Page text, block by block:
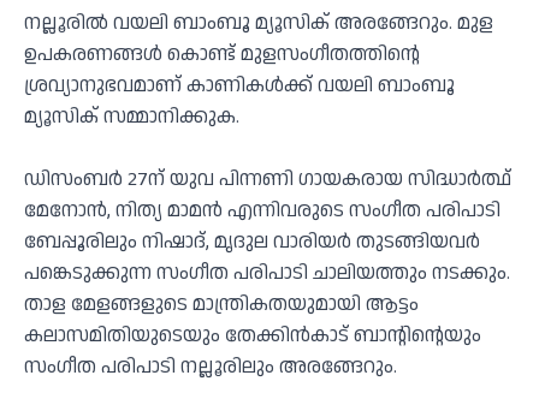
നല്ലൂരിൽ വയലി ബാംബൂ മ്യൂസിക് അരങ്ങേറും. മുള
ഉപകരണങ്ങൾ കൊണ്ട് മുളസംഗീതത്തിന്റെ
ശ്രവ്യാനുഭവമാണ് കാണികൾക്ക് വയലി ബാംബൂ
മ്യൂസിക് സമ്മാനിക്കുക.
ഡിസംബർ 27ന് യുവ പിന്നണി ഗായകരായ സിദ്ധാർത്ഥ്
മേനോൻ, നിത്യ മാമൻ എന്നിവരുടെ സംഗീത പരിപാടി
ബേപ്പൂരിലും നിഷാദ്, മൃദുല വാരിയർ തുടങ്ങിയവർ
പങ്കെടുക്കുന്ന സംഗീത പരിപാടി ചാലിയത്തും നടക്കും.
താള മേളങ്ങളുടെ മാന്ത്രികതയുമായി ആട്ടം
കലാസമിതിയുടെയും തേക്കിൻകാട് ബാന്റിന്റെയും
സംഗീത പരിപാടി നല്ലൂരിലും അരങ്ങേറും.